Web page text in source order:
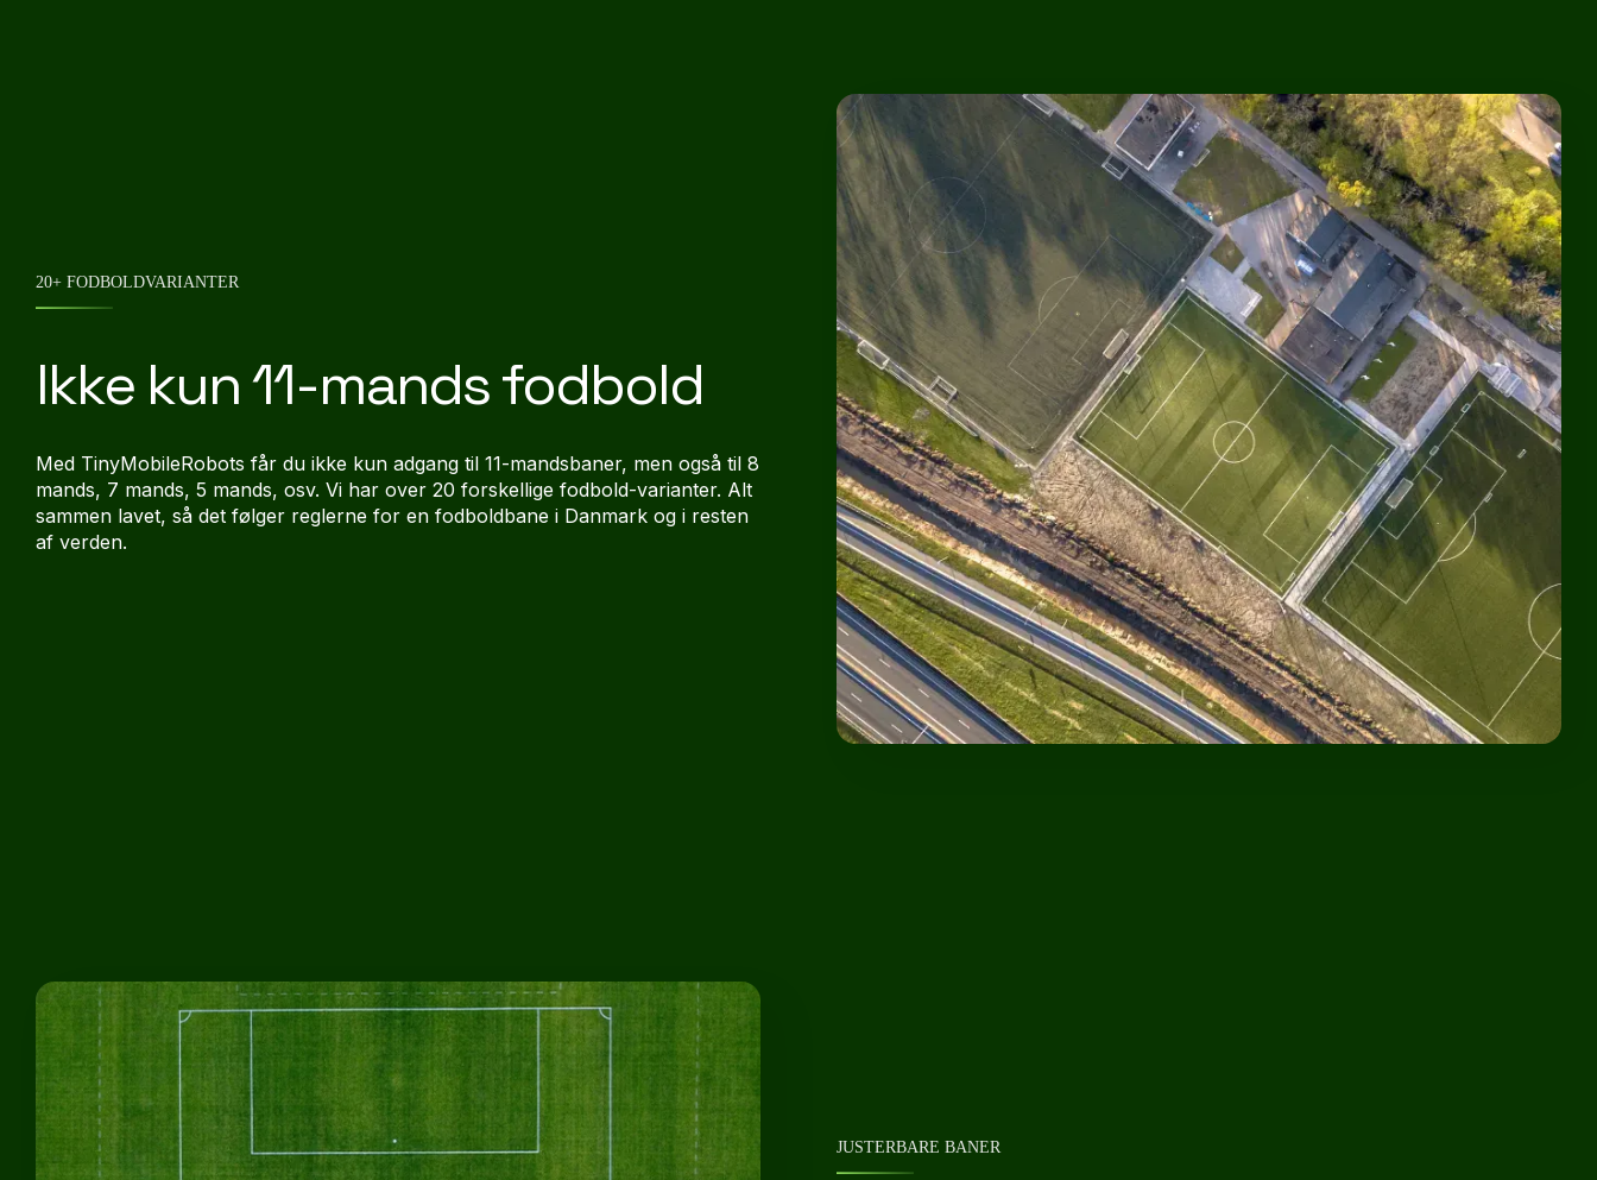
20+ FODBOLDVARIANTER
Ikke kun 11-mands fodbold
Med TinyMobileRobots får du ikke kun adgang til 11-mandsbaner, men også til 8
mands, 7 mands, 5 mands, osv. Vi har over 20 forskellige fodbold-varianter. Alt
sammen lavet, så det følger reglerne for en fodboldbane i Danmark og i resten
af verden.
JUSTERBARE BANER